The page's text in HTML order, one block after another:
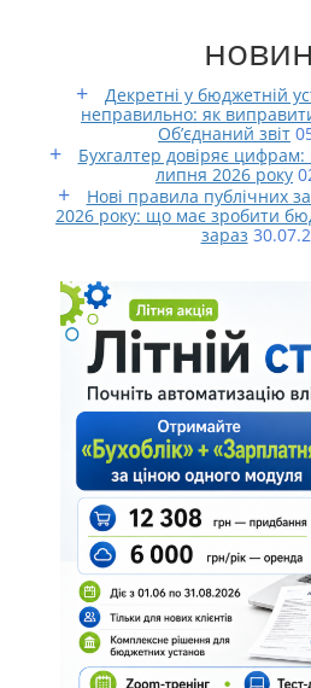
Декретні у бюджетній
неправильно: як
Об’єднаний звіт
Бухгалтер довіряє цифрам:
липня 2026 року
Нові правила публічних
2026 року: що має зробити
зараз